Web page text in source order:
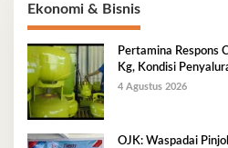
Ekonomi & Bisnis
Pertamina Respons
Kg, Kondisi
Berlangsung Kondusif
4 Agustus 2026
OJK: Waspadai